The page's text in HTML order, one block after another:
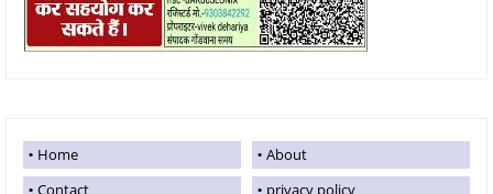
Home
About
Contact
privacy policy